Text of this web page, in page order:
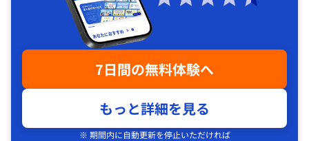
7日間の無料体験へ
もっと詳細を見る
※ 期間内に自動更新を停止いただければ